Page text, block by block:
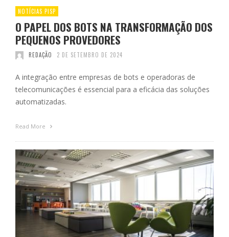
NOTÍCIAS PISP
O PAPEL DOS BOTS NA TRANSFORMAÇÃO DOS
PEQUENOS PROVEDORES
REDAÇÃO 2 DE SETEMBRO DE 2024
A integração entre empresas de bots e operadoras de
telecomunicações é essencial para a eficácia das soluções
automatizadas.
Read More